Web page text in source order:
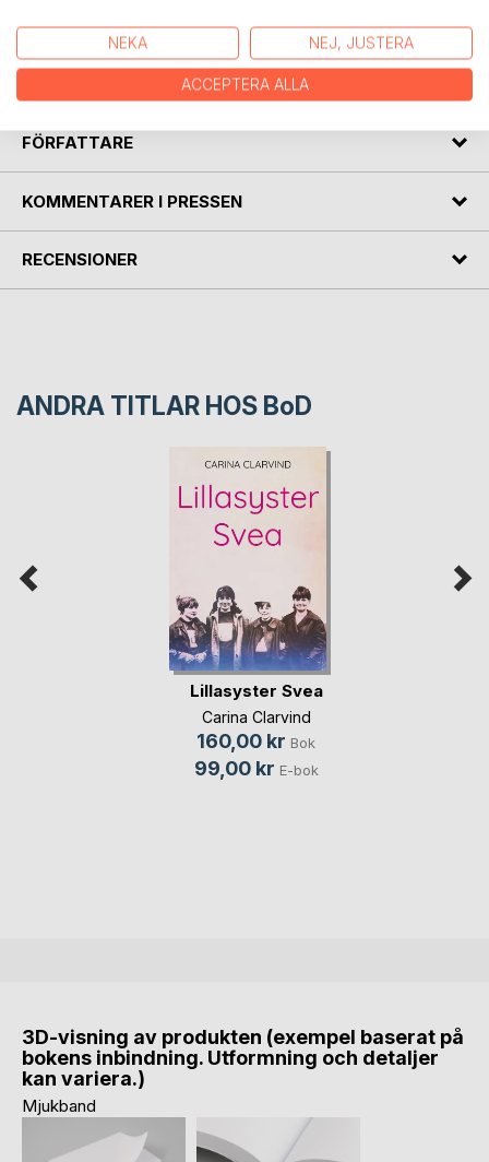
Alfred Bergstrand var farfar till författarens morfar. En del
är sant och annat är fiktion.
FÖRFATTARE
KOMMENTARER I PRESSEN
RECENSIONER
ANDRA TITLAR HOS BoD
Lillasyster Svea
Carina Clarvind
160,00 kr Bok
99,00 kr E-bok
3D-visning av produkten (exempel baserat på
bokens inbindning. Utformning och detaljer
kan variera.)
Mjukband
NEKA NEJ, JUSTERA
ACCEPTERA ALLA